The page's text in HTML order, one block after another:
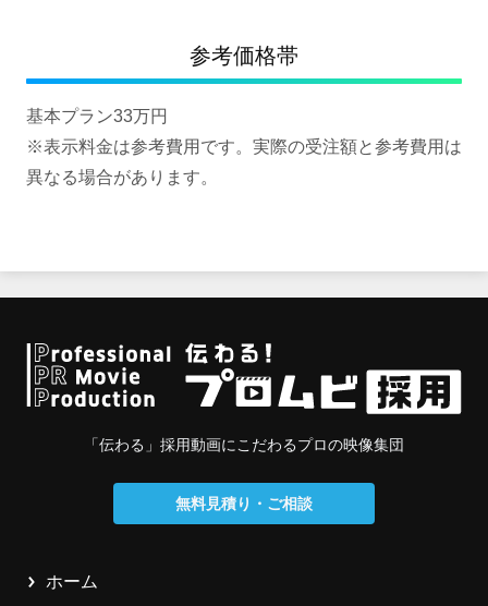
参考価格帯
基本プラン33万円
※表示料金は参考費用です。実際の受注額と参考費用は
異なる場合があります。
「伝わる」採用動画にこだわるプロの映像集団
無料見積り・ご相談
ホーム